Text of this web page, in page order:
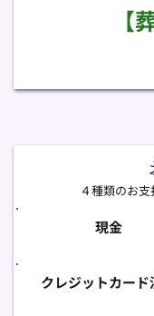
【
４種類のお
現金
クレジットカード